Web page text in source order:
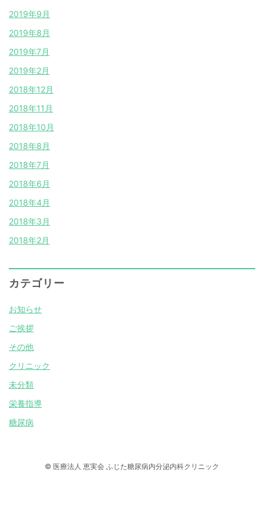
2019年9月
2019年8月
2019年7月
2019年2月
2018年12月
2018年11月
2018年10月
2018年8月
2018年7月
2018年6月
2018年4月
2018年3月
2018年2月
カテゴリー
お知らせ
ご挨拶
その他
クリニック
未分類
栄養指導
糖尿病
© 医療法人 恵実会 ふじた糖尿病内分泌内科クリニック